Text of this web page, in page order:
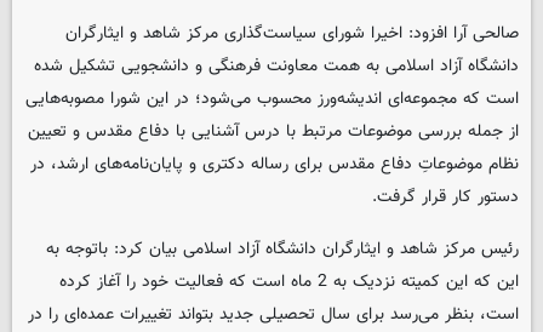
صالحی آرا افزود: اخیرا شورای سیاست‌گذاری مرکز شاهد و ایثارگران
دانشگاه آزاد اسلامی به همت معاونت فرهنگی و دانشجویی تشکیل شده
است که مجموعه‌ای اندیشه‌ورز محسوب می‌شود؛ در این شورا مصوبه‌هایی
از جمله بررسی موضوعات مرتبط با درس آشنایی با دفاع مقدس و تعیین
نظام موضوعاتِ دفاع مقدس برای رساله‌ دکتری و پایان‌نامه‌های ارشد، در
دستور کار قرار گرفت.
رئیس مرکز شاهد و ایثارگران دانشگاه آزاد اسلامی بیان کرد: باتوجه به
این که این کمیته نزدیک به 2 ماه است که فعالیت خود را آغاز کرده
است، بنظر می‌رسد برای سال تحصیلی جدید بتواند تغییرات عمده‌ای را در